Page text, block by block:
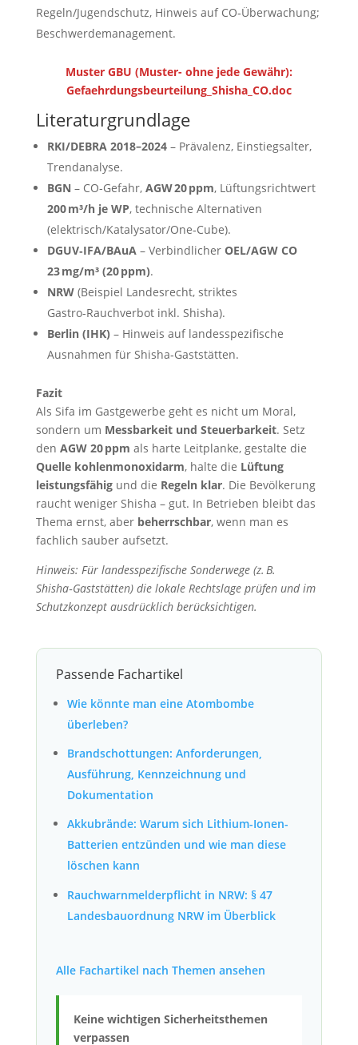
Regeln/Jugendschutz, Hinweis auf CO‑Überwachung;
Beschwerdemanagement.
Muster GBU (Muster- ohne jede Gewähr):
Gefaehrdungsbeurteilung_Shisha_CO.doc
Literaturgrundlage
RKI/DEBRA 2018–2024– Prävalenz, Einstiegsalter,
Trendanalyse.
BGN – CO‑Gefahr, AGW 20 ppm, Lüftungsrichtwert
200 m³/h je WP, technische Alternativen
(elektrisch/Katalysator/One‑Cube).
DGUV‑IFA/BAuA – Verbindlicher OEL/AGW CO
23 mg/m³ (20 ppm).
NRW(Beispiel Landesrecht, striktes
Gastro‑Rauchverbot inkl. Shisha).
Berlin (IHK) – Hinweis auf landesspezifische
Ausnahmen für Shisha‑Gaststätten.
Fazit
Als Sifa im Gastgewerbe geht es nicht um Moral,
sondern um Messbarkeit und Steuerbarkeit. Setz
den AGW 20 ppm als harte Leitplanke, gestalte die
Quelle kohlenmonoxidarm, halte die Lüftung
leistungsfähigund die Regeln klar. Die Bevölkerung
raucht weniger Shisha – gut. In Betrieben bleibt das
Thema ernst, aber beherrschbar, wenn man es
fachlich sauber aufsetzt.
Hinweis: Für landesspezifische Sonderwege (z. B.
Shisha‑Gaststätten) die lokale Rechtslage prüfen und im
Schutzkonzept ausdrücklich berücksichtigen.
Passende Fachartikel
Wie könnte man eine Atombombe
überleben?
Brandschottungen: Anforderungen,
Ausführung, Kennzeichnung und
Dokumentation
Akku­brände: Warum sich Lithium-Ionen-
Bat­te­rien ent­zün­den und wie man diese
löschen kann
Rauchwarnmelderpflicht in NRW: § 47
Landesbauordnung NRW im Überblick
Alle Fachartikel nach Themen ansehen
Keine wichtigen Sicherheitsthemen
verpassen